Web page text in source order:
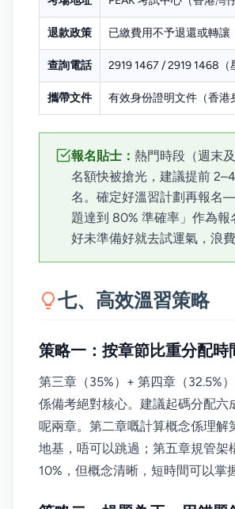
退款政策 已繳費用不予退還或轉讓
查詢電話 2919 1467 / 2919 1468（
攜帶文件 有效身份證明文件（香
報名貼士： 熱門時段（週末及
名額快被搶光，建議提前
名。確定好溫習計劃再報
題達到 80% 準確率」作為報
好未準備好就去試運氣，浪費
七、高效溫習策略
策略一：按章節比重分配時
第三章（35%）+ 第四章（32.5%）
係備考絕對核心。建議起碼分配六
呢兩章。第二章嘅計算概念係理解
地基，唔可以跳過；第五章規管架
10%，但概念清晰，短時間可以掌